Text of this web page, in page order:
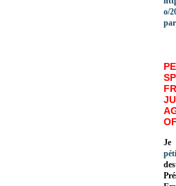
o/
Je